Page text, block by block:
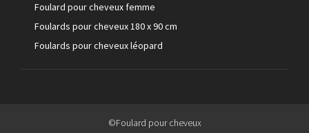
Foulard pour cheveux femme
Foulards pour cheveux 180 x 90 cm
Foulards pour cheveux léopard
©Foulard pour cheveux